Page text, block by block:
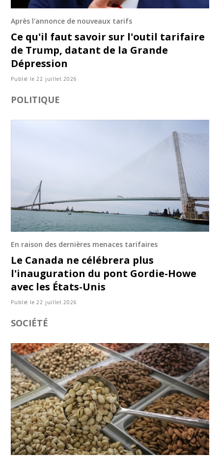
Après l'annonce de nouveaux tarifs
Ce qu'il faut savoir sur l'outil tarifaire
de Trump, datant de la Grande
Dépression
Publié le 22 juillet 2026
POLITIQUE
En raison des dernières menaces tarifaires
Le Canada ne célébrera plus
l'inauguration du pont Gordie-Howe
avec les États-Unis
Publié le 22 juillet 2026
SOCIÉTÉ